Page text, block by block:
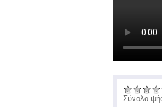
Σύνολο